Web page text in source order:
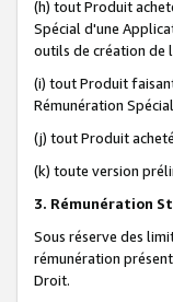
(h) tout Produit
Spécial d'une
outils de création de
(i) tout Produit
Rémunération
(j) tout Produit
(k) toute version
3. Rémunération
Sous réserve des
rémunération
Droit.